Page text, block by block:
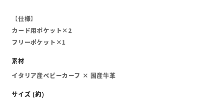
【仕様】
カード用ポケット×2
フリーポケット×1
イタリア産ベビーカーフ × 国産牛革